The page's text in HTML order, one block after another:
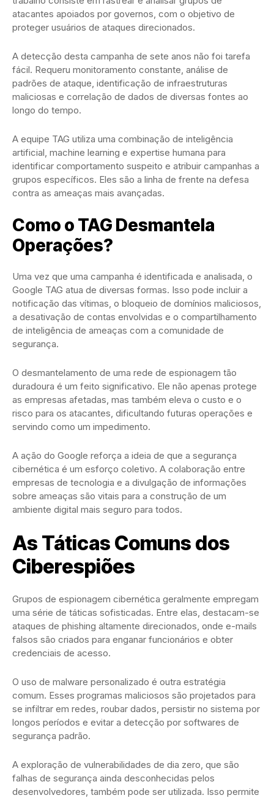
atacantes apoiados por governos, com o objetivo de
proteger usuários de ataques direcionados.
A detecção desta campanha de sete anos não foi tarefa
fácil. Requeru monitoramento constante, análise de
padrões de ataque, identificação de infraestruturas
maliciosas e correlação de dados de diversas fontes ao
longo do tempo.
A equipe TAG utiliza uma combinação de inteligência
artificial, machine learning e expertise humana para
identificar comportamento suspeito e atribuir campanhas a
grupos específicos. Eles são a linha de frente na defesa
contra as ameaças mais avançadas.
Como o TAG Desmantela
Operações?
Uma vez que uma campanha é identificada e analisada, o
Google TAG atua de diversas formas. Isso pode incluir a
notificação das vítimas, o bloqueio de domínios maliciosos,
a desativação de contas envolvidas e o compartilhamento
de inteligência de ameaças com a comunidade de
segurança.
O desmantelamento de uma rede de espionagem tão
duradoura é um feito significativo. Ele não apenas protege
as empresas afetadas, mas também eleva o custo e o
risco para os atacantes, dificultando futuras operações e
servindo como um impedimento.
A ação do Google reforça a ideia de que a segurança
cibernética é um esforço coletivo. A colaboração entre
empresas de tecnologia e a divulgação de informações
sobre ameaças são vitais para a construção de um
ambiente digital mais seguro para todos.
As Táticas Comuns dos
Ciberespiões
Grupos de espionagem cibernética geralmente empregam
uma série de táticas sofisticadas. Entre elas, destacam-se
ataques de phishing altamente direcionados, onde e-mails
falsos são criados para enganar funcionários e obter
credenciais de acesso.
O uso de malware personalizado é outra estratégia
comum. Esses programas maliciosos são projetados para
se infiltrar em redes, roubar dados, persistir no sistema por
longos períodos e evitar a detecção por softwares de
segurança padrão.
A exploração de vulnerabilidades de dia zero, que são
falhas de segurança ainda desconhecidas pelos
desenvolvedores, também pode ser utilizada. Isso permite